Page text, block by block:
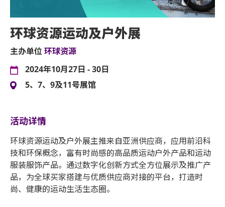
环球资源运动及户外展
主办单位 环球资源
2024年10月27日 - 30日
5、7、9及11号展馆
活动详情
环球资源运动及户外展主推来自亚洲供应商，应用前沿科
技和环保概念，富有时尚感的高品质运动户外产品和运动
服装服饰产品。通过数字化创新方式全方位展示及推广产
品，为全球买家搭建与优质供应商对接的平台，打造时
尚、健康的运动生活生态圈。